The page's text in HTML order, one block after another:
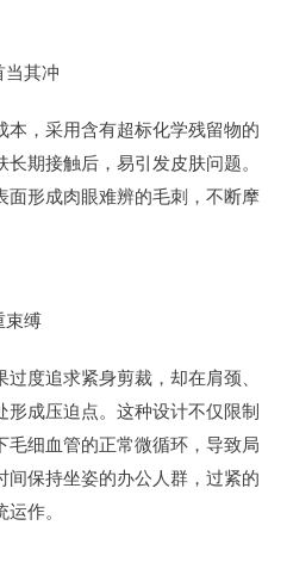
当其冲
，采用含有超标化学残留物的
期接触后，易引发皮肤问题。
形成肉眼难辨的毛刺，不断摩
束缚
度追求紧身剪裁，却在肩颈、
成压迫点。这种设计不仅限制
毛细血管的正常微循环，导致局
保持坐姿的办公人群，过紧的
作。